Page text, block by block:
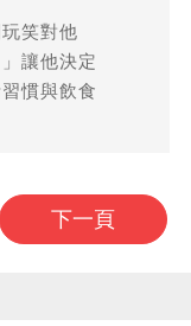
笑對他
讓他決定
慣與飲食
下一頁